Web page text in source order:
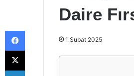
Daire
1 Şubat 2025
Facebook
X
LinkedIn